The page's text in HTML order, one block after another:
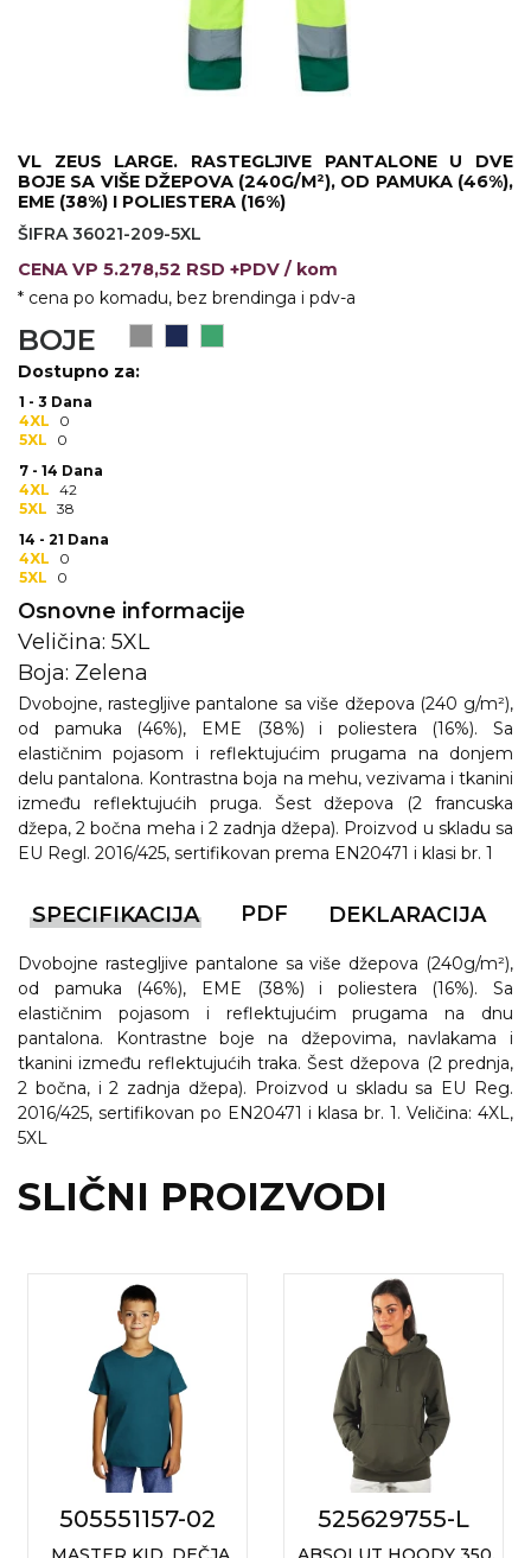
SUBLIMACIJA
CRICKET UPALJAČI
ŠIBICA
JAKNE I PRSLUCI
HYGIENIC KOLEKCIJA
OKOVRATNE ID TRAKICE
PRIBOR ZA PISANJE
NARUKVICE ZA ŽURKE I
DOGAĐAJE
ID PLOČICA
TERMOSI
BOCE
TEHNOLOGIJA
KANCELARIJA
KUĆNI SETOVI
TORBE & PUTOVANJE
TEKSTIL
RADNA OPREMA
VL ZEUS LARGE. RASTEGLJIVE PANTALONE U DVE
BOJE SA VIŠE DŽEPOVA (240G/M²), OD PAMUKA (46%),
EME (38%) I POLIESTERA (16%)
ŠIFRA 36021-209-5XL
CENA VP 5.278,52 RSD +PDV / kom
* cena po komadu, bez brendinga i pdv-a
BOJE
Dostupno za:
1 - 3 Dana
4XL
0
5XL
0
7 - 14 Dana
4XL 42
5XL 38
14 - 21 Dana
4XL
0
5XL
0
Osnovne informacije
Veličina: 5XL
Boja: Zelena
Dvobojne, rastegljive pantalone sa više džepova (240 g/m²),
od pamuka (46%), EME (38%) i poliestera (16%). Sa
elastičnim pojasom i reflektujućim prugama na donjem
delu pantalona. Kontrastna boja na mehu, vezivama i tkanini
između reflektujućih pruga. Šest džepova (2 francuska
džepa, 2 bočna meha i 2 zadnja džepa). Proizvod u skladu sa
EU Regl. 2016/425, sertifikovan prema EN20471 i klasi br. 1
SPECIFIKACIJA PDF DEKLARACIJA
Dvobojne rastegljive pantalone sa više džepova (240g/m²),
od pamuka (46%), EME (38%) i poliestera (16%). Sa
elastičnim pojasom i reflektujućim prugama na dnu
pantalona. Kontrastne boje na džepovima, navlakama i
tkanini između reflektujućih traka. Šest džepova (2 prednja,
2 bočna, i 2 zadnja džepa). Proizvod u skladu sa EU Reg.
2016/425, sertifikovan po EN20471 i klasa br. 1. Veličina: 4XL,
5XL
SLIČNI PROIZVODI
505551157-02 525629755-L